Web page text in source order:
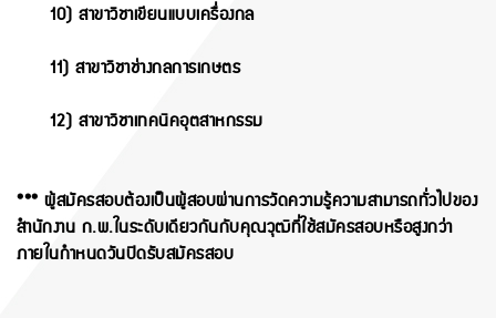
10) สาขาวิชาเขียนแบบเครื่องกล
11) สาขาวิชาช่างกลการเกษตร
12) สาขาวิชาเทคนิคอุตสาหกรรม
*** ผู้สมัครสอบต้องเป็นผู้สอบผ่านการวัดความรู้ความสามารถทั่วไปของ
สำนักงาน ก.พ.ในระดับเดียวกันกับคุณวุฒิที่ใช้สมัครสอบหรือสูงกว่า
ภายในกำหนดวันปิดรับสมัครสอบ